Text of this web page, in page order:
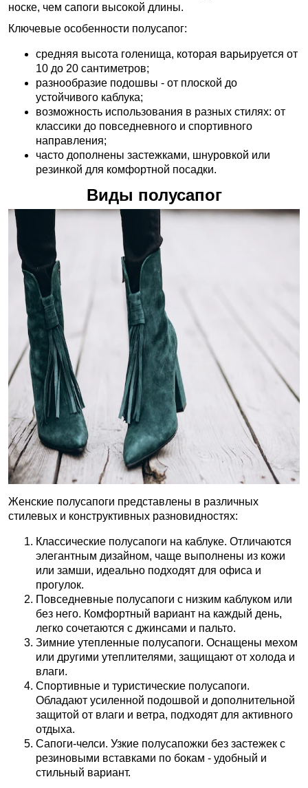
носке, чем сапоги высокой длины.
Ключевые особенности полусапог:
средняя высота голенища, которая варьируется от
10 до 20 сантиметров;
разнообразие подошвы - от плоской до
устойчивого каблука;
возможность использования в разных стилях: от
классики до повседневного и спортивного
направления;
часто дополнены застежками, шнуровкой или
резинкой для комфортной посадки.
Виды полусапог
Женские полусапоги представлены в различных
стилевых и конструктивных разновидностях:
Классические полусапоги на каблуке. Отличаются
элегантным дизайном, чаще выполнены из кожи
или замши, идеально подходят для офиса и
прогулок.
Повседневные полусапоги с низким каблуком или
без него. Комфортный вариант на каждый день,
легко сочетаются с джинсами и пальто.
Зимние утепленные полусапоги. Оснащены мехом
или другими утеплителями, защищают от холода и
влаги.
Спортивные и туристические полусапоги.
Обладают усиленной подошвой и дополнительной
защитой от влаги и ветра, подходят для активного
отдыха.
Сапоги-челси. Узкие полусапожки без застежек с
резиновыми вставками по бокам - удобный и
стильный вариант.